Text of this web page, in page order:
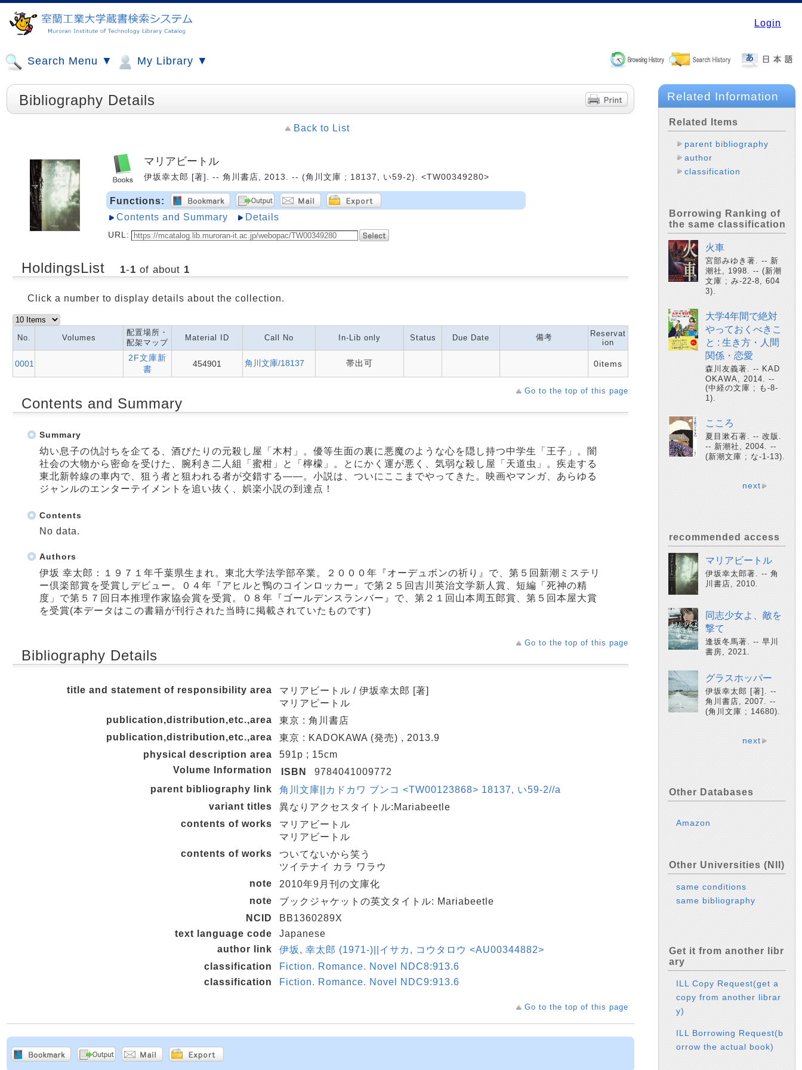
Login
Search Menu ▼ My Library ▼
Bibliography Details
Back to List
マリアビートル
伊坂幸太郎 [著]. -- 角川書店, 2013. -- (角川文庫 ; 18137, い59-2). <TW00349280>
Functions:
Contents and Summary
Details
URL:
HoldingsList 1-1 of about 1
Click a number to display details about the collection.
No. Volumes
配置場所・
配架マップ
Material ID Call No In-Lib only Status Due Date 備考
Reservat
ion
0001
2F文庫新
書
454901 角川文庫/18137 帯出可 0items
Go to the top of this page
Contents and Summary
Summary
幼い息子の仇討ちを企てる、酒びたりの元殺し屋「木村」。優等生面の裏に悪魔のような心を隠し持つ中学生「王子」。闇
社会の大物から密命を受けた、腕利き二人組「蜜柑」と「檸檬」。とにかく運が悪く、気弱な殺し屋「天道虫」。疾走する
東北新幹線の車内で、狙う者と狙われる者が交錯する――。小説は、ついにここまでやってきた。映画やマンガ、あらゆる
ジャンルのエンターテイメントを追い抜く、娯楽小説の到達点！
Contents
No data.
Authors
伊坂 幸太郎：１９７１年千葉県生まれ。東北大学法学部卒業。２０００年『オーデュボンの祈り』で、第５回新潮ミステリ
ー倶楽部賞を受賞しデビュー。０４年『アヒルと鴨のコインロッカー』で第２５回吉川英治文学新人賞、短編「死神の精
度」で第５７回日本推理作家協会賞を受賞。０８年『ゴールデンスランバー』で、第２１回山本周五郎賞、第５回本屋大賞
を受賞(本データはこの書籍が刊行された当時に掲載されていたものです)
Go to the top of this page
Bibliography Details
title and statement of responsibility area
マリアビートル / 伊坂幸太郎 [著]
マリアビートル
publication,distribution,etc.,area
東京 : 角川書店
publication,distribution,etc.,area
東京 : KADOKAWA (発売) , 2013.9
physical description area
591p ; 15cm
Volume Information
ISBN
9784041009772
parent bibliography link
角川文庫||カドカワ ブンコ <TW00123868> 18137, い59-2//a
variant titles
異なりアクセスタイトル:Mariabeetle
contents of works
マリアビートル
マリアビートル
contents of works
ついてないから笑う
ツイテナイ カラ ワラウ
note
2010年9月刊の文庫化
note
ブックジャケットの英文タイトル: Mariabeetle
NCID
BB1360289X
text language code
Japanese
author link
伊坂, 幸太郎 (1971-)||イサカ, コウタロウ <AU00344882>
classification
Fiction. Romance. Novel NDC8:913.6
classification
Fiction. Romance. Novel NDC9:913.6
Go to the top of this page
Related Information
Related Items
parent bibliography
author
classification
Borrowing Ranking of
the same classification
火車
宮部みゆき著. -- 新
潮社, 1998. -- (新潮
文庫 ; み-22-8, 604
3).
大学4年間で絶対
やっておくべきこ
と : 生き方・人間
関係・恋愛
森川友義著. -- KAD
OKAWA, 2014. --
(中経の文庫 ; も-8-
1).
こころ
夏目漱石著. -- 改版.
-- 新潮社, 2004. --
(新潮文庫 ; な-1-13).
next
recommended access
マリアビートル
伊坂幸太郎著. -- 角
川書店, 2010.
同志少女よ、敵を
撃て
逢坂冬馬著. -- 早川
書房, 2021.
グラスホッパー
伊坂幸太郎 [著]. --
角川書店, 2007. --
(角川文庫 ; 14680).
next
Other Databases
Amazon
Other Universities (NII)
same conditions
same bibliography
Get it from another libr
ary
ILL Copy Request(get a
copy from another librar
y)
ILL Borrowing Request(b
orrow the actual book)